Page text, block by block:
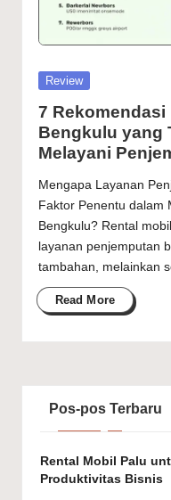
J
a
m
-
N
y
a
m
a
n
&
e
rj
a
perjalanan
kapan
saja
dengan
layanan
cepat
dan
aman.
Posted
Review
7 Rekomendasi
Bengkulu yang
Melayani
Mengapa Layanan
Faktor Penentu dalam
Bengkulu? Rental
layanan penjemputan
tambahan, melainkan
Read More
Pos-pos Terbaru
Rental Mobil Palu
Produktivitas Bisnis